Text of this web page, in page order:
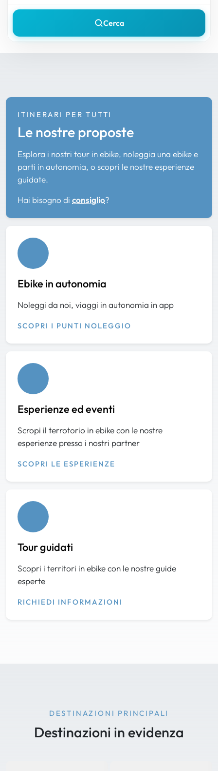
Cerca
ITINERARI PER TUTTI
Le nostre proposte
Esplora i nostri tour in ebike, noleggia una ebike e
parti in autonomia, o scopri le nostre esperienze
guidate.
Hai bisogno di consiglio?
Ebike in autonomia
Noleggi da noi, viaggi in autonomia in app
SCOPRI I PUNTI NOLEGGIO
Esperienze ed eventi
Scropi il terrotorio in ebike con le nostre
esperienze presso i nostri partner
SCOPRI LE ESPERIENZE
Tour guidati
Scopri i territori in ebike con le nostre guide
esperte
RICHIEDI INFORMAZIONI
DESTINAZIONI PRINCIPALI
Destinazioni in evidenza